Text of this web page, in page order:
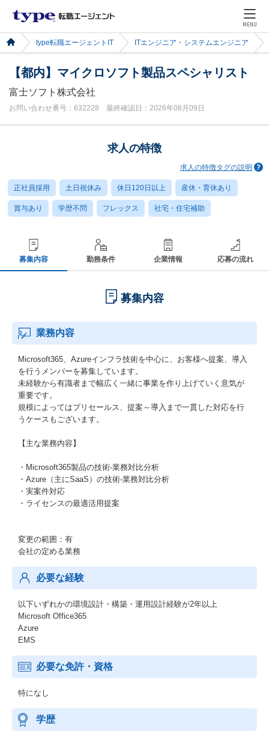
MENU
type転職エージェントIT ITエンジニア・システムエンジニア
【都内】マイクロソフト製品スペシャリスト
富士ソフト株式会社
お問い合わせ番号：632228 最終確認日：2026年08月09日
求人の特徴
求人の特徴タグの説明
正社員採用 土日祝休み 休日120日以上 産休・育休あり
賞与あり 学歴不問 フレックス 社宅・住宅補助
募集内容 勤務条件 企業情報 応募の流れ
募集内容
業務内容
Microsoft365、Azureインフラ技術を中心に、お客様へ提案、導入
を行うメンバーを募集しています。
未経験から有識者まで幅広く一緒に事業を作り上げていく意気が
重要です。
規模によってはプリセールス、提案～導入まで一貫した対応を行
うケースもございます。
【主な業務内容】
・Microsoft365製品の技術-業務対比分析
・Azure（主にSaaS）の技術-業務対比分析
・実案件対応
・ライセンスの最適活用提案
変更の範囲：有
会社の定める業務
必要な経験
以下いずれかの環境設計・構築・運用設計経験が2年以上
Microsoft Office365
Azure
EMS
必要な免許・資格
特になし
学歴